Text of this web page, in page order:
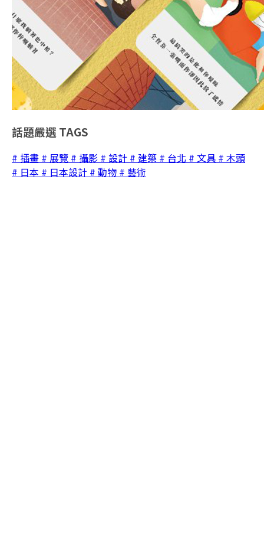
話題嚴選 TAGS
# 插畫 # 展覽 # 攝影 # 設計 # 建築 # 台北 # 文具 # 木頭
# 日本 # 日本設計 # 動物 # 藝術